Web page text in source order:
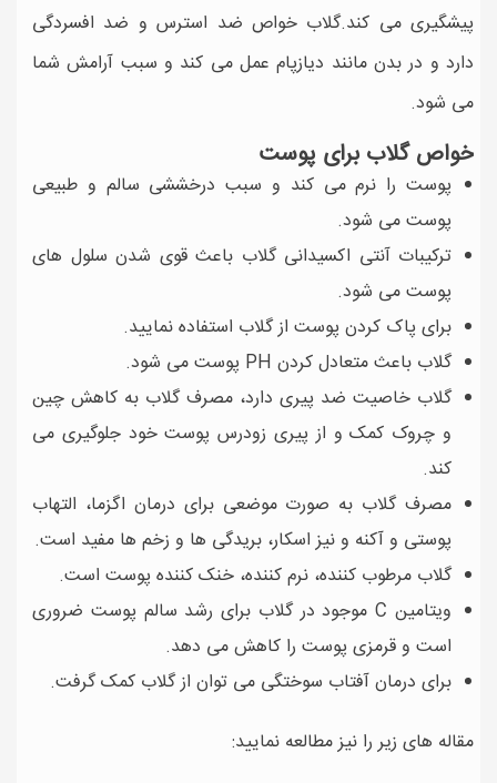
پیشگیری می کند.گلاب خواص ضد استرس و ضد افسردگی
دارد و در بدن مانند دیازپام عمل می کند و سبب آرامش شما
می شود.
خواص گلاب برای پوست
پوست را نرم می کند و سبب درخششی سالم و طبیعی
پوست می شود.
ترکیبات آنتی اکسیدانی گلاب باعث قوی شدن سلول های
پوست می شود.
برای پاک کردن پوست از گلاب استفاده نمایید.
گلاب باعث متعادل کردن PH پوست می شود.
گلاب خاصیت ضد پیری دارد، مصرف گلاب به کاهش چین
و چروک کمک و از پیری زودرس پوست خود جلوگیری می
کند.
مصرف گلاب به صورت موضعی برای درمان اگزما، التهاب
پوستی و آکنه و نیز اسکار، بریدگی ها و زخم ها مفید است.
گلاب مرطوب کننده، نرم کننده، خنک کننده پوست است.
ویتامین C موجود در گلاب برای رشد سالم پوست ضروری
است و قرمزی پوست را کاهش می دهد.
برای درمان آفتاب سوختگی می توان از گلاب کمک گرفت.
مقاله های زیر را نیز مطالعه نمایید: